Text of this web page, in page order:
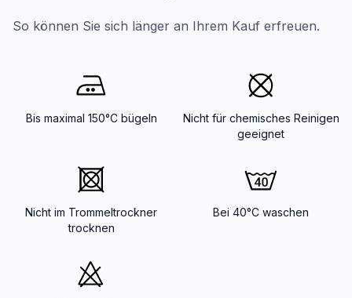
So können Sie sich länger an Ihrem Kauf erfreuen.
Bis maximal 150°C bügeln
Nicht für chemisches Reinigen
geeignet
Nicht im Trommeltrockner
trocknen
Bei 40°C waschen